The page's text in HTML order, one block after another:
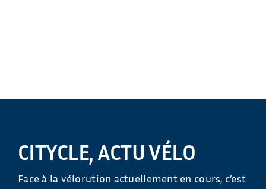
CITYCLE, ACTU VÉLO
Face à la vélorution actuellement en cours, c’est